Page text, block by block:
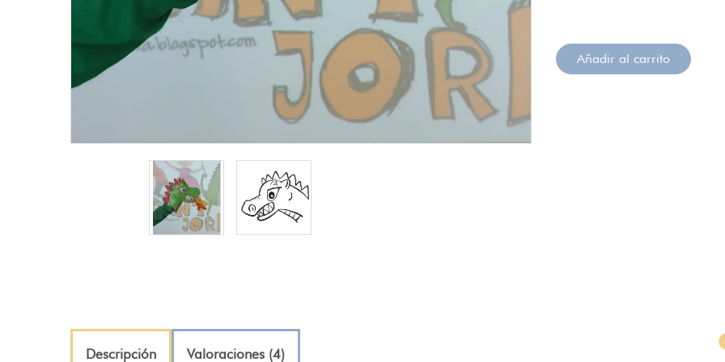
Añadir al carrito
Descripción Valoraciones (4)